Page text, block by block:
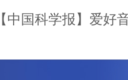
【中国科学报】爱好